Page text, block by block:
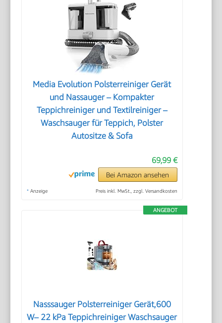
Media Evolution Polsterreiniger Gerät
und Nassauger – Kompakter
Teppichreiniger und Textilreiniger –
Waschsauger für Teppich, Polster
Autositze & Sofa
69,99 €
Bei Amazon ansehen
* Anzeige Preis inkl. MwSt., zzgl. Versandkosten
ANGEBOT
Nasssauger Polsterreiniger Gerät,600
W– 22 kPa Teppichreiniger Waschsauger